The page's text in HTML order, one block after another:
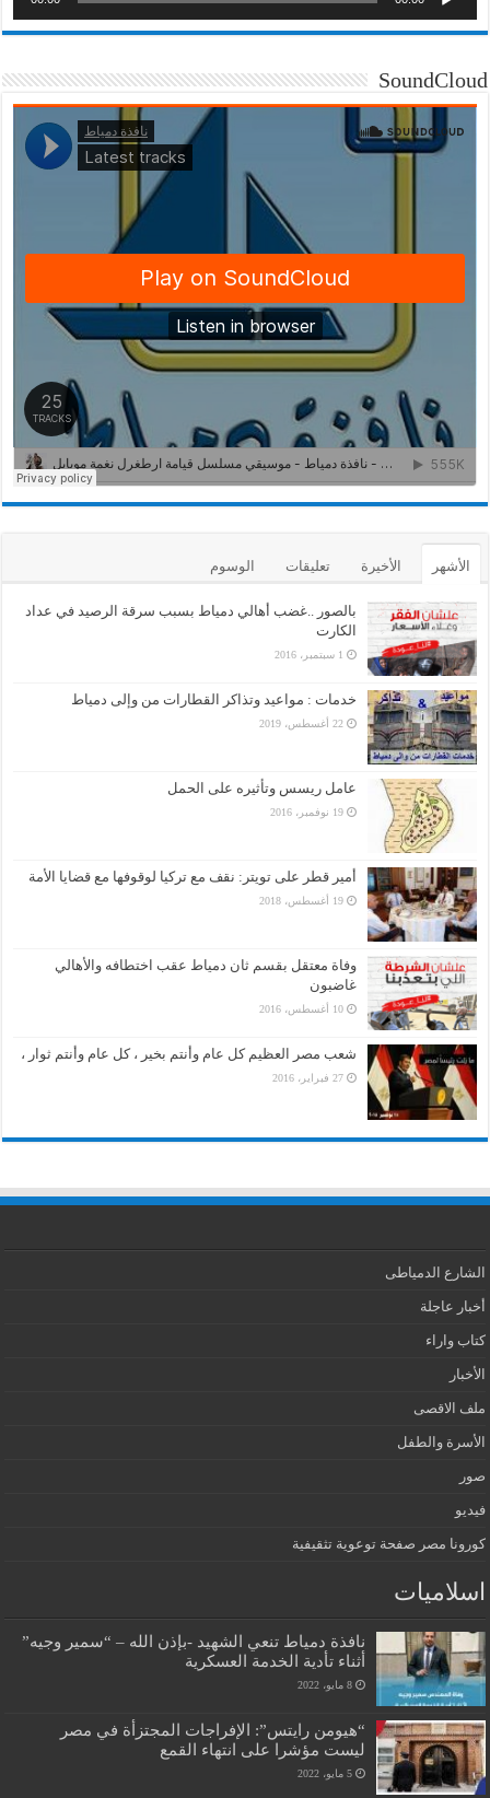
SoundCloud
الأشهر الأخيرة تعليقات الوسوم
بالصور ..غضب أهالي دمياط بسبب سرقة الرصيد في عداد
الكارت
1 سبتمبر، 2016
خدمات : مواعيد وتذاكر القطارات من وإلى دمياط
22 أغسطس، 2019
عامل ريسس وتأثيره على الحمل
19 نوفمبر، 2016
أمير قطر على تويتر: نقف مع تركيا لوقوفها مع قضايا الأمة
19 أغسطس، 2018
وفاة معتقل بقسم ثان دمياط عقب اختطافه والأهالي
غاضبون
10 أغسطس، 2016
شعب مصر العظيم كل عام وأنتم بخير ، كل عام وأنتم ثوار ،
27 فبراير، 2016
الشارع الدمياطى
أخبار عاجلة
كتاب واراء
الأخبار
ملف الاقصى
الأسرة والطفل
صور
فيديو
كورونا مصر صفحة توعوية تثقيفية
اسلاميات
نافذة دمياط تنعي الشهيد -بإذن الله – “سمير وجيه”
أثناء تأدية الخدمة العسكرية
8 مايو، 2022
“هيومن رايتس”: الإفراجات المجتزأة في مصر
ليست مؤشرا على انتهاء القمع
5 مايو، 2022